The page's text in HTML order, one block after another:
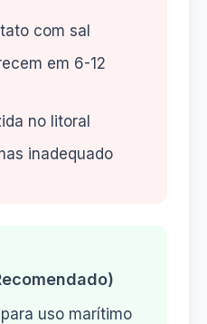
com sal
em 6-12
no litoral
inadequado
uso marítimo